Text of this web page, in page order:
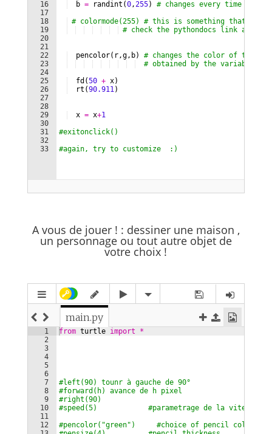
A vous de jouer ! : dessiner une maison ,
un personnage ou tout autre objet de
votre choix !